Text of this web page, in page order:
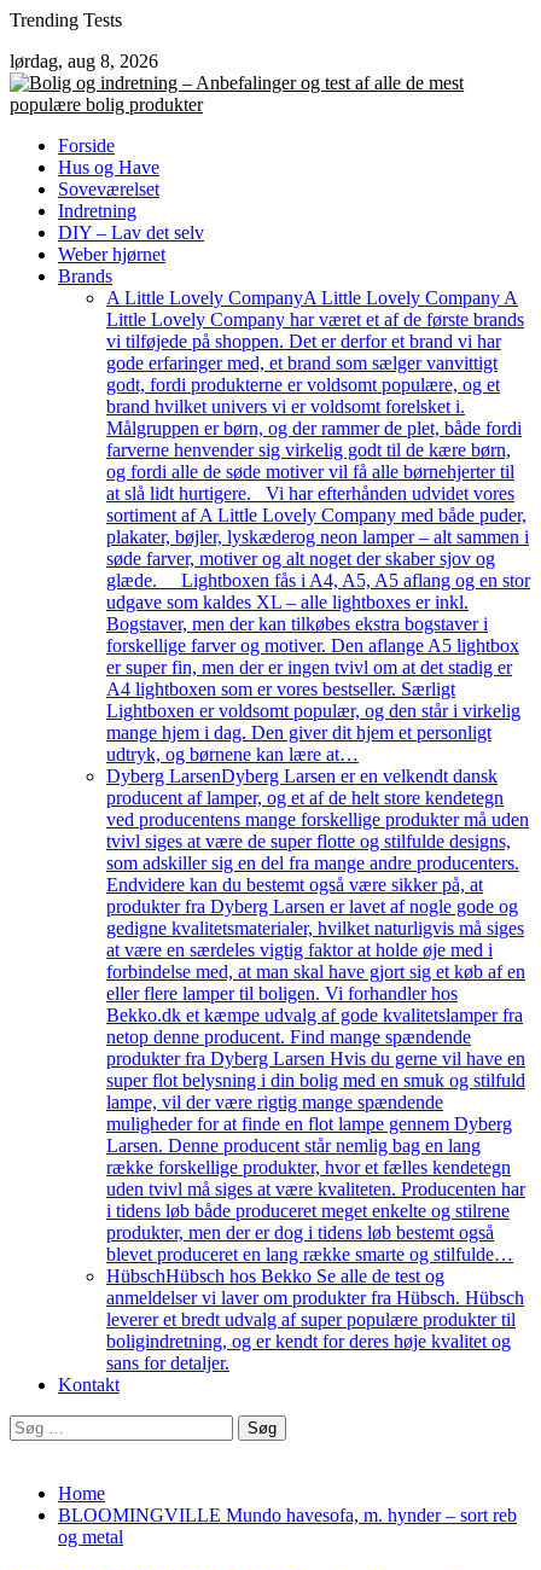
Skip
content
Trending Tests
lørdag, aug 8, 2026
Forside
Hus og Have
Soveværelset
Indretning
DIY – Lav det selv
Weber hjørnet
Brands
A Little Lovely CompanyA Little Lovely Company A
Little Lovely Company har været et af de første brands
vi tilføjede på shoppen. Det er derfor et brand vi har
gode erfaringer med, et brand som sælger vanvittigt
godt, fordi produkterne er voldsomt populære, og et
brand hvilket univers vi er voldsomt forelsket i.
Målgruppen er børn, og der rammer de plet, både fordi
farverne henvender sig virkelig godt til de kære børn,
og fordi alle de søde motiver vil få alle børnehjerter til
at slå lidt hurtigere. Vi har efterhånden udvidet vores
sortiment af A Little Lovely Company med både puder,
plakater, bøjler, lyskæderog neon lamper – alt sammen i
søde farver, motiver og alt noget der skaber sjov og
glæde. Lightboxen fås i A4, A5, A5 aflang og en stor
udgave som kaldes XL – alle lightboxes er inkl.
Bogstaver, men der kan tilkøbes ekstra bogstaver i
forskellige farver og motiver. Den aflange A5 lightbox
er super fin, men der er ingen tvivl om at det stadig er
A4 lightboxen som er vores bestseller. Særligt
Lightboxen er voldsomt populær, og den står i virkelig
mange hjem i dag. Den giver dit hjem et personligt
udtryk, og børnene kan lære at…
Dyberg LarsenDyberg Larsen er en velkendt dansk
producent af lamper, og et af de helt store kendetegn
ved producentens mange forskellige produkter må uden
tvivl siges at være de super flotte og stilfulde designs,
som adskiller sig en del fra mange andre producenters.
Endvidere kan du bestemt også være sikker på, at
produkter fra Dyberg Larsen er lavet af nogle gode og
gedigne kvalitetsmaterialer, hvilket naturligvis må siges
at være en særdeles vigtig faktor at holde øje med i
forbindelse med, at man skal have gjort sig et køb af en
eller flere lamper til boligen. Vi forhandler hos
Bekko.dk et kæmpe udvalg af gode kvalitetslamper fra
netop denne producent. Find mange spændende
produkter fra Dyberg Larsen Hvis du gerne vil have en
super flot belysning i din bolig med en smuk og stilfuld
lampe, vil der være rigtig mange spændende
muligheder for at finde en flot lampe gennem Dyberg
Larsen. Denne producent står nemlig bag en lang
række forskellige produkter, hvor et fælles kendetegn
uden tvivl må siges at være kvaliteten. Producenten har
i tidens løb både produceret meget enkelte og stilrene
produkter, men der er dog i tidens løb bestemt også
blevet produceret en lang række smarte og stilfulde…
HübschHübsch hos Bekko Se alle de test og
anmeldelser vi laver om produkter fra Hübsch. Hübsch
leverer et bredt udvalg af super populære produkter til
boligindretning, og er kendt for deres høje kvalitet og
sans for detaljer.
Kontakt
Søg
efter:
Home
BLOOMINGVILLE Mundo havesofa, m. hynder – sort reb
og metal